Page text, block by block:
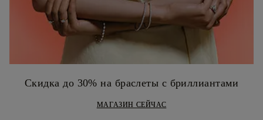
Скидка до 30% на браслеты с бриллиантами
МАГАЗИН СЕЙЧАС